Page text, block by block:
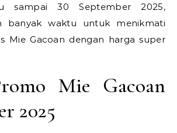
sampai 30 September 2025,
banyak waktu untuk menikmati
Mie Gacoan dengan harga super
Mie Gacoan
2025